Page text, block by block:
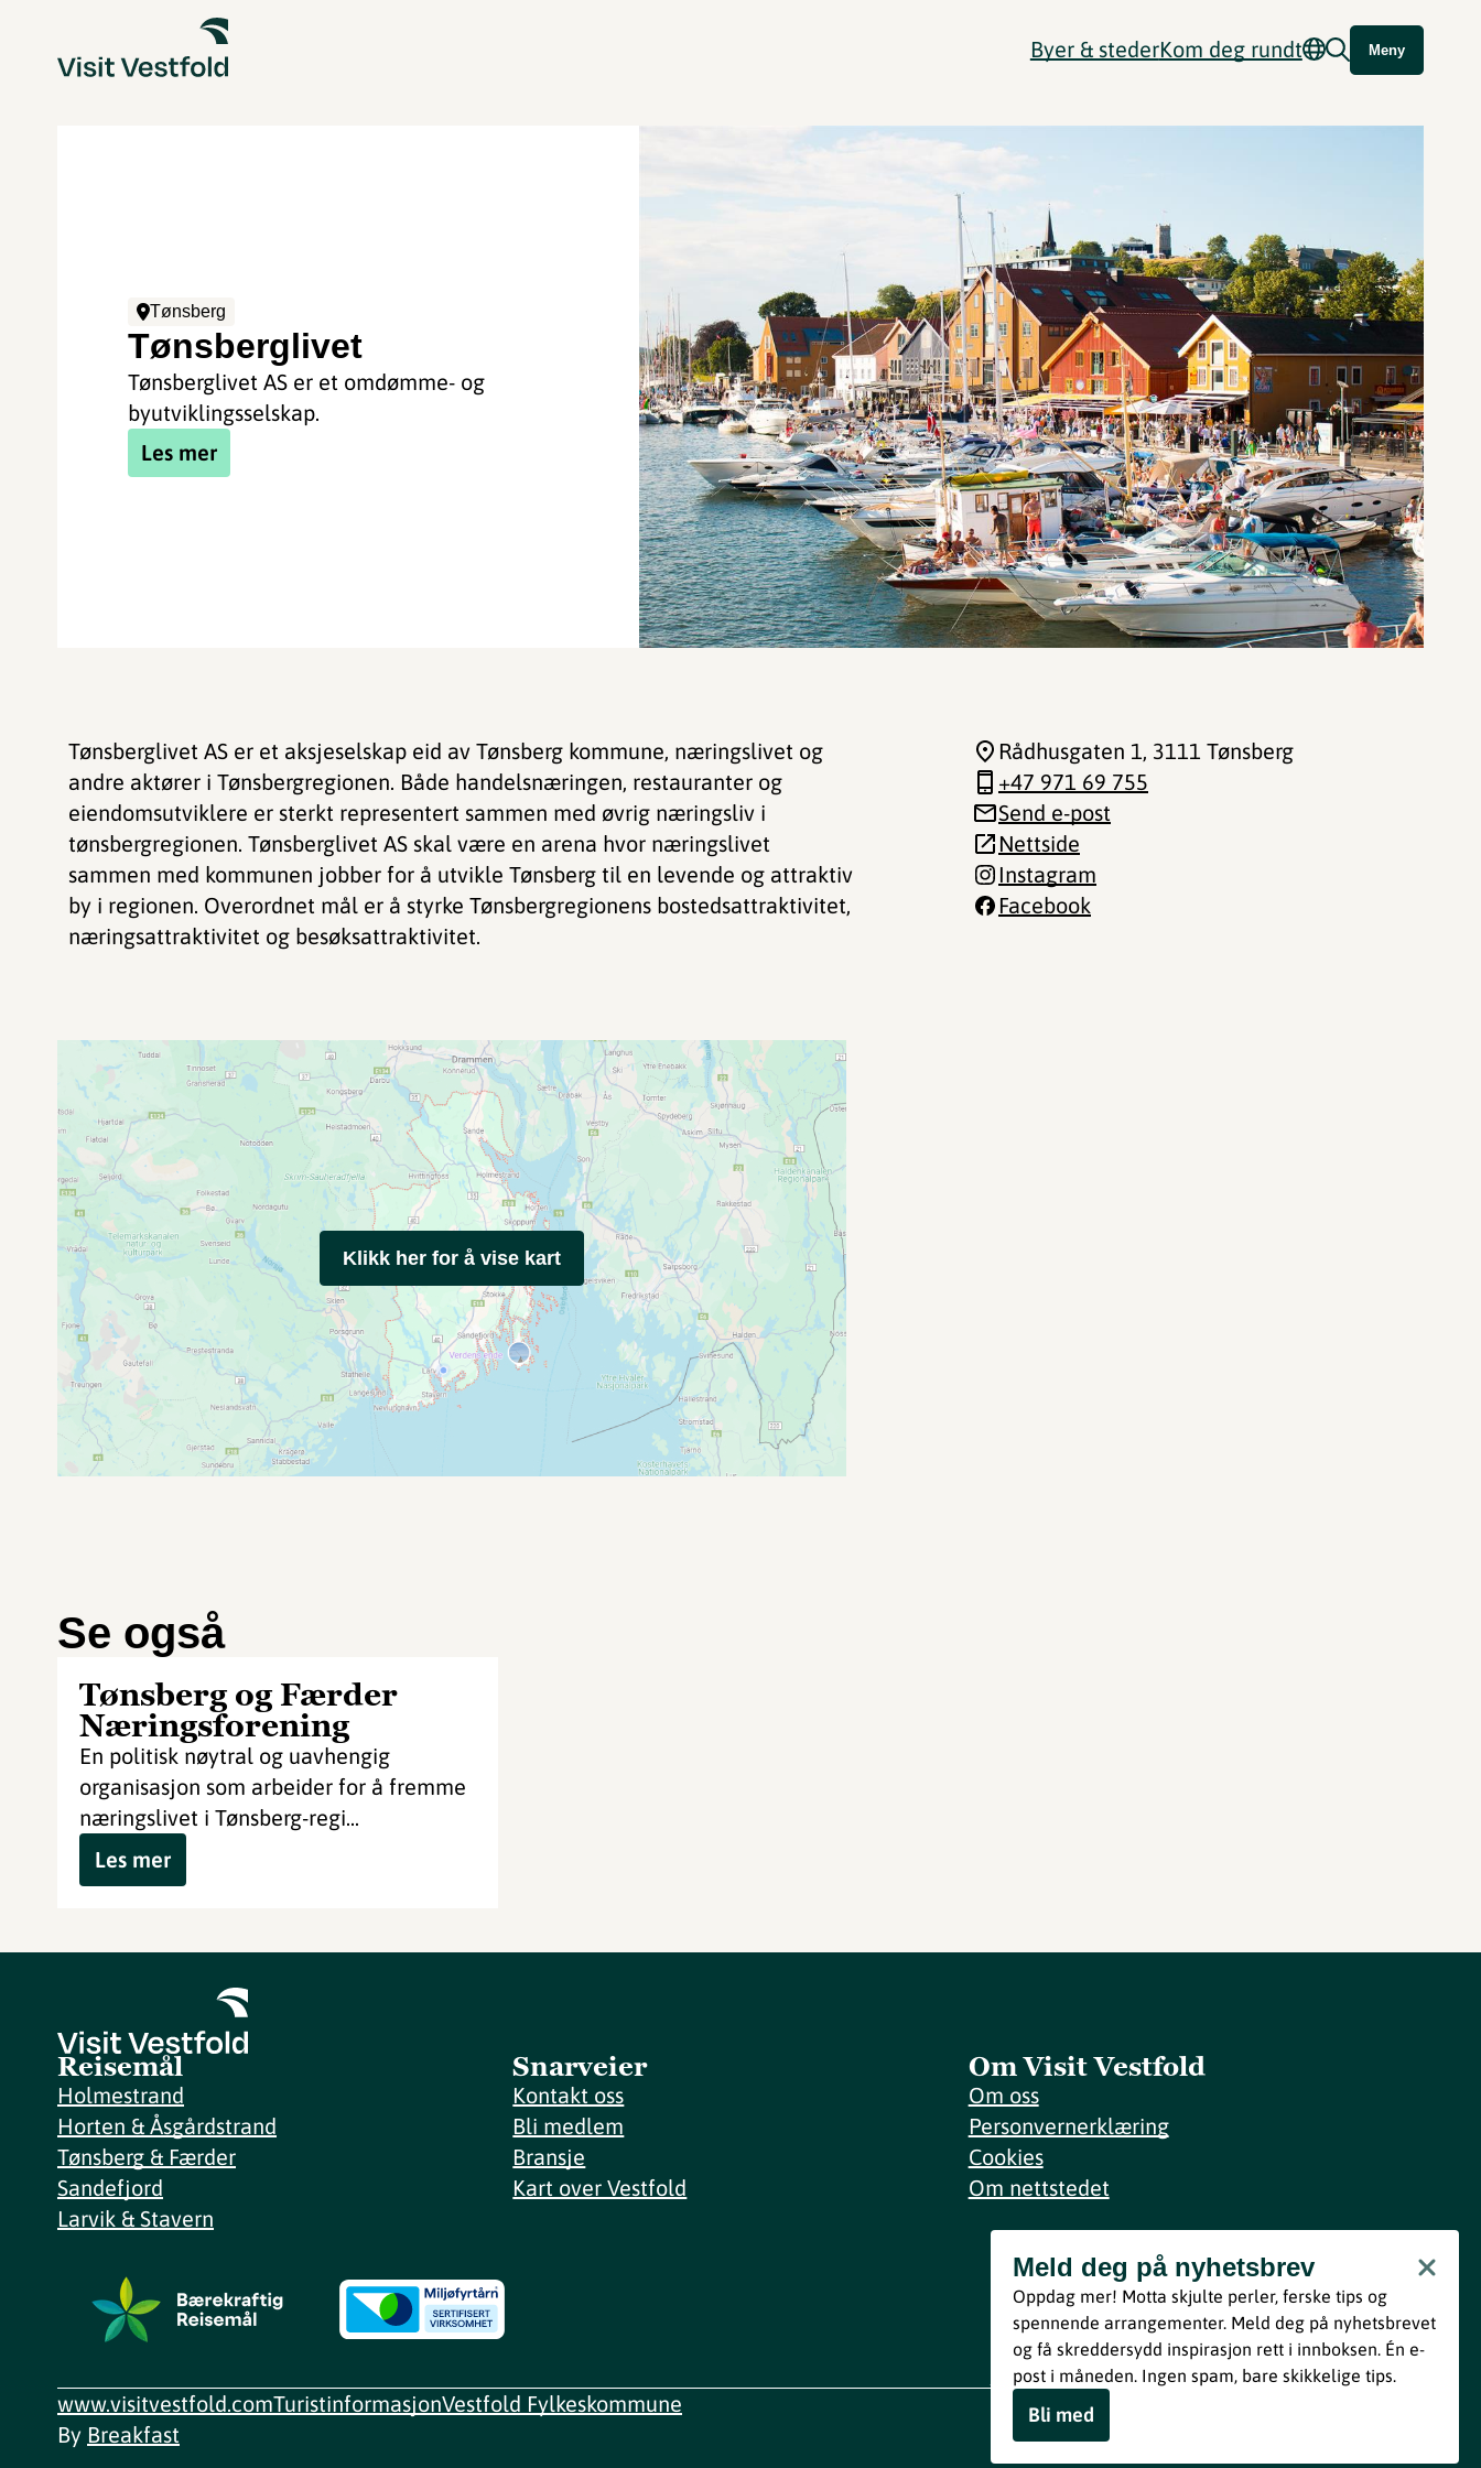
Byer & stederKom deg rundt Meny
Tønsberg
Tønsberglivet
Tønsberglivet AS er et omdømme- og
byutviklingsselskap.
Les mer
Tønsberglivet AS er et aksjeselskap eid av Tønsberg kommune, næringslivet og
andre aktører i Tønsbergregionen. Både handelsnæringen, restauranter og
eiendomsutviklere er sterkt representert sammen med øvrig næringsliv i
tønsbergregionen. Tønsberglivet AS skal være en arena hvor næringslivet
sammen med kommunen jobber for å utvikle Tønsberg til en levende og attraktiv
by i regionen. Overordnet mål er å styrke Tønsbergregionens bostedsattraktivitet,
næringsattraktivitet og besøksattraktivitet.
Rådhusgaten 1, 3111 Tønsberg
+47 971 69 755
Send e-post
Nettside
Instagram
Facebook
Klikk her for å vise kart
Se også
Tønsberg og Færder
Næringsforening
En politisk nøytral og uavhengig
organisasjon som arbeider for å fremme
næringslivet i Tønsberg-regi...
Les mer
Reisemål
Holmestrand
Horten & Åsgårdstrand
Tønsberg & Færder
Sandefjord
Larvik & Stavern
Snarveier
Kontakt oss
Bli medlem
Bransje
Kart over Vestfold
Om Visit Vestfold
Om oss
Personvernerklæring
Cookies
Om nettstedet
Meld deg på nyhetsbrev
Bli med
Ved å melde deg inn godtar du våre vilkår i henhold til vår
personvernerklæring.
Meld deg på nyhetsbrev
Oppdag mer! Motta skjulte perler, ferske tips og
spennende arrangementer. Meld deg på nyhetsbrevet
og få skreddersydd inspirasjon rett i innboksen. Én e-
post i måneden. Ingen spam, bare skikkelige tips.
Bli med
www.visitvestfold.comTuristinformasjonVestfold Fylkeskommune
By Breakfast